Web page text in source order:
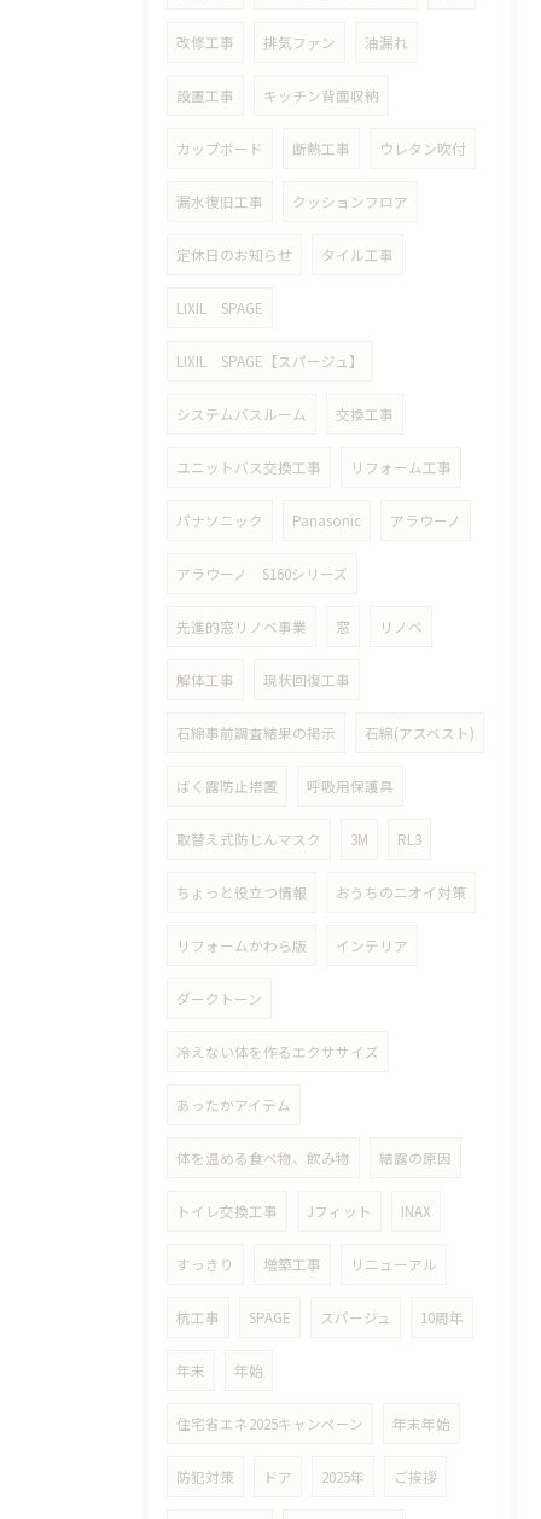
改修工事 排気ファン 油漏れ
設置工事 キッチン背面収納
カップボード 断熱工事 ウレタン吹付
漏水復旧工事 クッションフロア
定休日のお知らせ タイル工事
LIXIL SPAGE
LIXIL SPAGE【スパージュ】
システムバスルーム 交換工事
ユニットバス交換工事 リフォーム工事
パナソニック Panasonic アラウーノ
アラウーノ S160シリーズ
先進的窓リノベ事業 窓 リノベ
解体工事 現状回復工事
石綿事前調査結果の掲示 石綿(アスベスト)
ばく露防止措置 呼吸用保護具
取替え式防じんマスク 3M RL3
ちょっと役立つ情報 おうちのニオイ対策
リフォームかわら版 インテリア
ダークトーン
冷えない体を作るエクササイズ
あったかアイテム
体を温める食べ物、飲み物 結露の原因
トイレ交換工事 Jフィット INAX
すっきり 増築工事 リニューアル
杭工事 SPAGE スパージュ 10周年
年末 年始
住宅省エネ2025キャンペーン 年末年始
防犯対策 ドア 2025年 ご挨拶